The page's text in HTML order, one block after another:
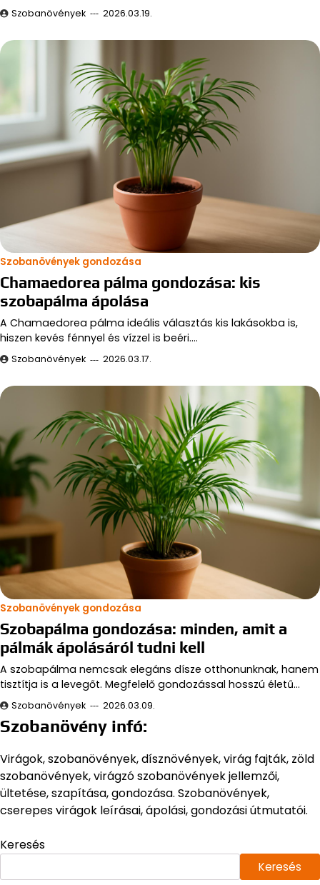
Szobanövények 2026.03.19.
Szobanövények gondozása
Chamaedorea pálma gondozása: kis
szobapálma ápolása
A Chamaedorea pálma ideális választás kis lakásokba is,
hiszen kevés fénnyel és vízzel is beéri.…
Szobanövények 2026.03.17.
Szobanövények gondozása
Szobapálma gondozása: minden, amit a
pálmák ápolásáról tudni kell
A szobapálma nemcsak elegáns dísze otthonunknak, hanem
tisztítja is a levegőt. Megfelelő gondozással hosszú életű…
Szobanövények 2026.03.09.
Szobanövény infó:
Virágok, szobanövények, dísznövények, virág fajták, zöld
szobanövények, virágzó szobanövények jellemzői,
ültetése, szapítása, gondozása. Szobanövények,
cserepes virágok leírásai, ápolási, gondozási útmutatói.
Keresés
Keresés